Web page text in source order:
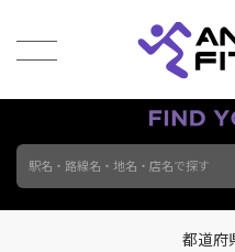
駅名・路線名・地名・店名で探す
都道府